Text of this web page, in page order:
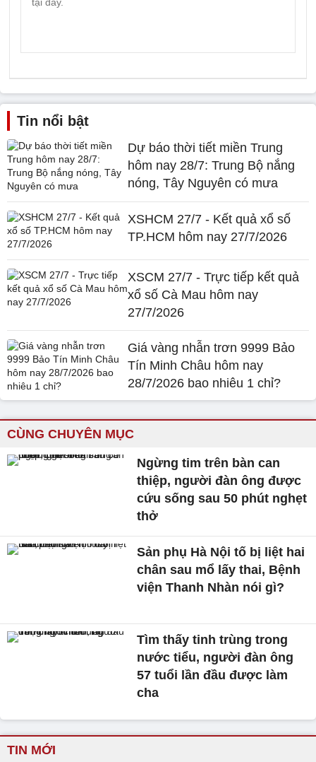
Tin nổi bật
Dự báo thời tiết miền Trung
hôm nay 28/7: Trung Bộ nắng
nóng, Tây Nguyên có mưa
XSHCM 27/7 - Kết quả xổ số
TP.HCM hôm nay 27/7/2026
XSCM 27/7 - Trực tiếp kết quả
xổ số Cà Mau hôm nay
27/7/2026
Giá vàng nhẫn trơn 9999 Bảo
Tín Minh Châu hôm nay
28/7/2026 bao nhiêu 1 chỉ?
CÙNG CHUYÊN MỤC
Ngừng tim trên bàn can
thiệp, người đàn ông được
cứu sống sau 50 phút nghẹt
thở
Sản phụ Hà Nội tố bị liệt hai
chân sau mổ lấy thai, Bệnh
viện Thanh Nhàn nói gì?
Tìm thấy tinh trùng trong
nước tiểu, người đàn ông
57 tuổi lần đầu được làm
cha
TIN MỚI